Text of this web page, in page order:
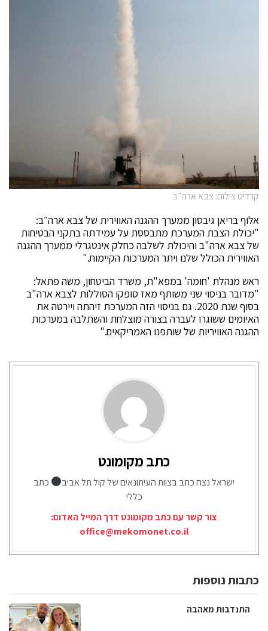
קרדיט צילום: צבא ארה״ב
אלוף בריאן גיבסון ממערך ההגנה האווירית של צבא ארה״ב:
"יכולת הצבת המערכת מתבססת על עמידתה בתקני הבטיחות
של צבא ארה"ב והיכולת לשלבה כחלק אינטגרלי ממערך ההגנה
האווירית הכולל שלנו ויתר המערכות הקיימות."
ראש מנהלת 'חומה' במפא"ת, משרד הביטחון, משה פתאל:
"מדובר בניסוי שני משותף מאז סופקו הסוללות לצבא ארה"ב
בסוף שנת 2020. גם בניסוי הזה המערכת זיהתה ויירטה את
האיומים ששוגרו לעברה בצורה מוצלחת והשתלבה במערכות
ההגנה האוויריות של שותפנו האמריקאים."
כתב מקומונט
ישראל נצח כתב בצוות העיתונאים של קול תל אביב
כתב
כללי
צור קשר עם כתב מקומונט דרך המייל האדום:
office@mekomonet.co.il
כתבות נוספות
התנדבות מאהבה